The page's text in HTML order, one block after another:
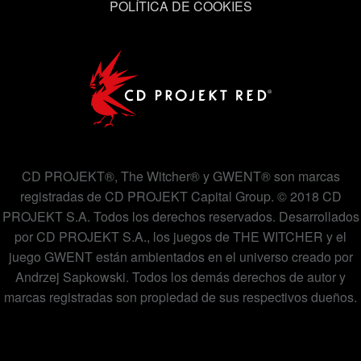
POLÍTICA DE COOKIES
CD PROJEKT®, The Witcher® y GWENT® son marcas
registradas de CD PROJEKT Capital Group. © 2018 CD
PROJEKT S.A. Todos los derechos reservados. Desarrollados
por CD PROJEKT S.A., los juegos de THE WITCHER y el
juego GWENT están ambientados en el universo creado por
Andrzej Sapkowski. Todos los demás derechos de autor y
marcas registradas son propiedad de sus respectivos dueños.